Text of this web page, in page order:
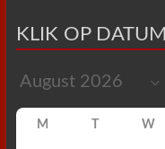
KLIK OP DATUM
M W